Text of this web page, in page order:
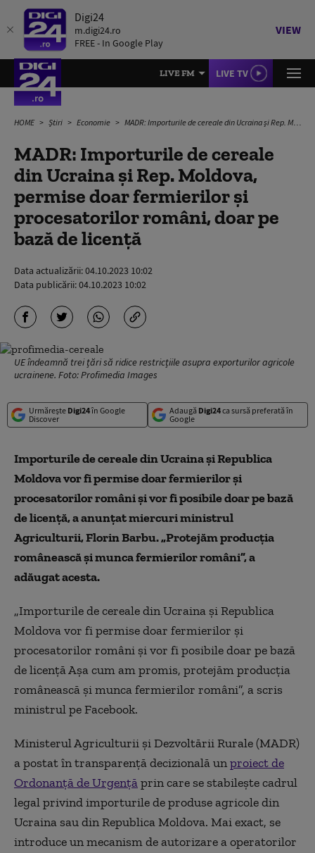
Digi24
m.digi24.ro
FREE - In Google Play
VIEW
LIVE FM LIVE TV
HOME Știri Economie MADR: Importurile de cereale din Ucraina şi Rep. Moldova, permise doar fermierilor şi procesatorilor români, doar pe bază de licență
MADR: Importurile de cereale
din Ucraina şi Rep. Moldova,
permise doar fermierilor şi
procesatorilor români, doar pe
bază de licență
Data actualizării:04.10.2023 10:02
Data publicării:04.10.2023 10:02
UE îndeamnă trei țări să ridice restricțiile asupra exporturilor agricole
ucrainene. Foto: Profimedia Images
Urmărește Digi24în Google
Discover
Adaugă Digi24ca sursă preferată în
Google
Importurile de cereale din Ucraina și Republica
Moldova vor fi permise doar fermierilor și
procesatorilor români și vor fi posibile doar pe bază
de licență, a anunțat miercuri ministrul
Agriculturii, Florin Barbu. „Protejăm producția
românească și munca fermierilor români”, a
adăugat acesta.
„Importurile de cereale din Ucraina şi Republica
Moldova vor fi permise doar fermierilor şi
procesatorilor români şi vor fi posibile doar pe bază
de licenţă Aşa cum am promis, protejăm producţia
românească şi munca fermierilor români”, a scris
ministrul pe Facebook.
Ministerul Agriculturii și Dezvoltării Rurale (MADR)
a postat în transparență decizională unproiect de
Ordonanță de Urgențăprin care se stabilește cadrul
legal privind importurile de produse agricole din
Ucraina sau din Republica Moldova. Mai exact, se
introduce un mecanism de autorizare a operatorilor